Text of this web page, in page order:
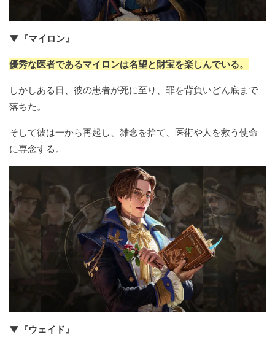
▼『マイロン』
優秀な医者であるマイロンは名望と財宝を楽しんでいる。
しかしある日、彼の患者が死に至り、罪を背負いどん底まで
落ちた。
そして彼は一から再起し、雑念を捨て、医術や人を救う使命
に専念する。
▼『ウェイド』